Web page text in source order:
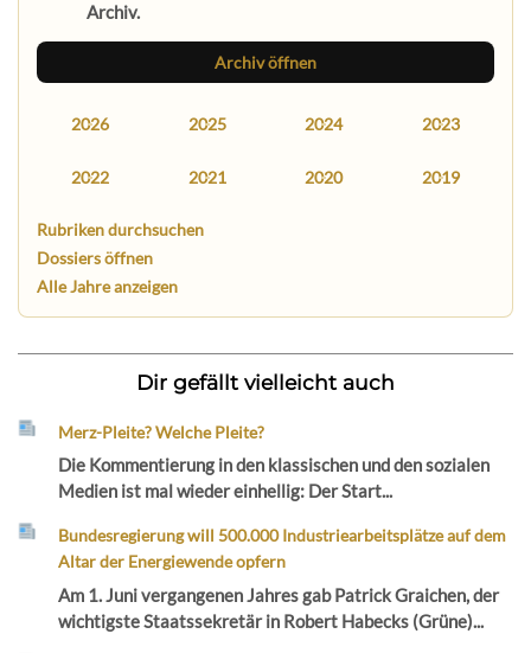
Archiv.
Archiv öffnen
2026 2025 2024 2023
2022 2021 2020 2019
Rubriken durchsuchen
Dossiers öffnen
Alle Jahre anzeigen
Dir gefällt vielleicht auch
Merz-Pleite? Welche Pleite?
Die Kommentierung in den klassischen und den sozialen
Medien ist mal wieder einhellig: Der Start...
Bundesregierung will 500.000 Industriearbeitsplätze auf dem
Altar der Energiewende opfern
Am 1. Juni vergangenen Jahres gab Patrick Graichen, der
wichtigste Staatssekretär in Robert Habecks (Grüne)...